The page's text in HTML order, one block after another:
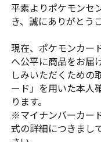
平素よりポケモンセ
き、誠にありがとう
現在、ポケモンカー
へ公平に商品をお届
しみいただくための
ード」を用いた本人
ります。
※マイナンバーカー
式の詳細につきまし